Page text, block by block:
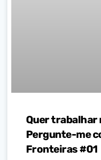
Quer trabalhar
Pergunte-me
Fronteiras #01